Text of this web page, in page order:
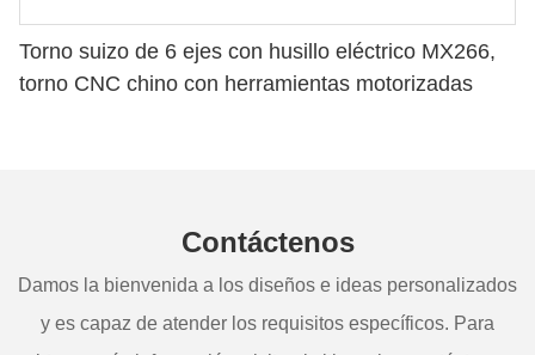
Torno suizo de 6 ejes con husillo eléctrico MX266,
torno CNC chino con herramientas motorizadas
Contáctenos
Damos la bienvenida a los diseños e ideas personalizados
y es capaz de atender los requisitos específicos. Para